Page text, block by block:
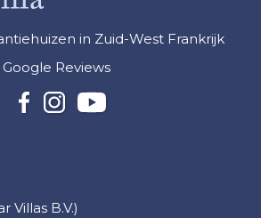
in Zuid-West Frankrijk
Reviews
Villas B.V.)